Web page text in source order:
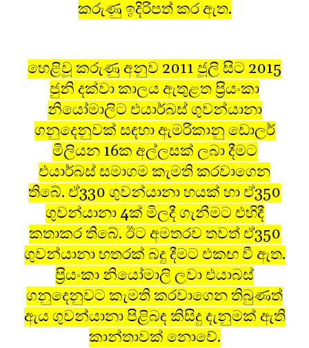
කරුණු ඉදිරිපත් කර ඇත.
හෙළිවූ කරුණු අනුව 2011 ජූලි සිට 2015
ජුනි දක්වා කාලය ඇතුළත ප‍්‍රියංකා
නියෝමාලිට එයාර්බස් ගුවන්යානා
ගනුදෙනුවක් සඳහා ඇමරිකානු ඩොලර්
මිලියන 16ක අල්ලසක් ලබා දීමට
එයාර්බස් සමාගම කැමති කරවාගෙන
තිබේ. ඒ330 ගුවන්යානා හයක් හා ඒ350
ගුවන්යානා 4ක් මිලදී ගැනීමට එහිදී
කතාකර තිබේ. ඊට අමතරව තවත් ඒ350
ගුවන්යානා හතරක් බදු දීමට එකඟ වී ඇත.
ප‍්‍රියංකා නියෝමාලි ලවා එයාබස්
ගනුදෙනුවට කැමති කරවාගෙන තිබුණත්
ඇය ගුවන්යානා පිළිබඳ කිසිදු දැනුමක් ඇති
කාන්තාවක් නොවේ.